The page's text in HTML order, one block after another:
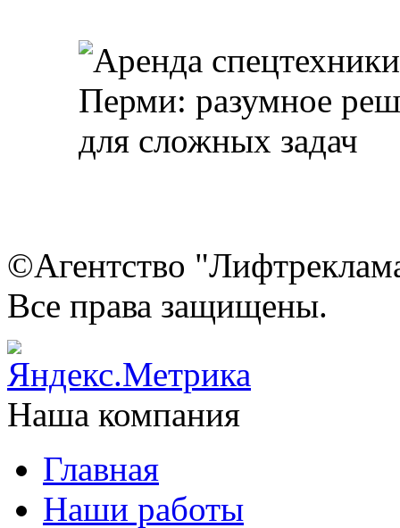
©Агентство
Все права защищены.
Наша компания
Главная
Наши работы